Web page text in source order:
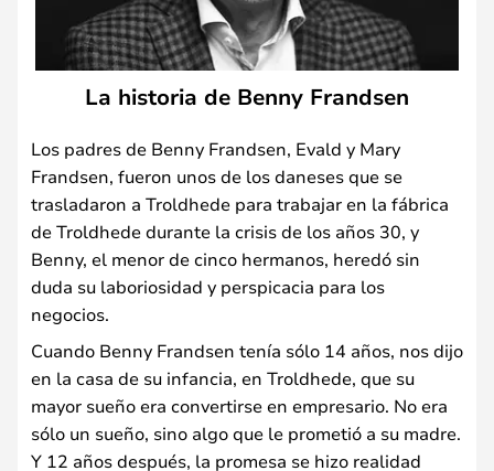
La historia de Benny Frandsen
Los padres de Benny Frandsen, Evald y Mary
Frandsen, fueron unos de los daneses que se
trasladaron a Troldhede para trabajar en la fábrica
de Troldhede durante la crisis de los años 30, y
Benny, el menor de cinco hermanos, heredó sin
duda su laboriosidad y perspicacia para los
negocios.
Cuando Benny Frandsen tenía sólo 14 años, nos dijo
en la casa de su infancia, en Troldhede, que su
mayor sueño era convertirse en empresario. No era
sólo un sueño, sino algo que le prometió a su madre.
Y 12 años después, la promesa se hizo realidad